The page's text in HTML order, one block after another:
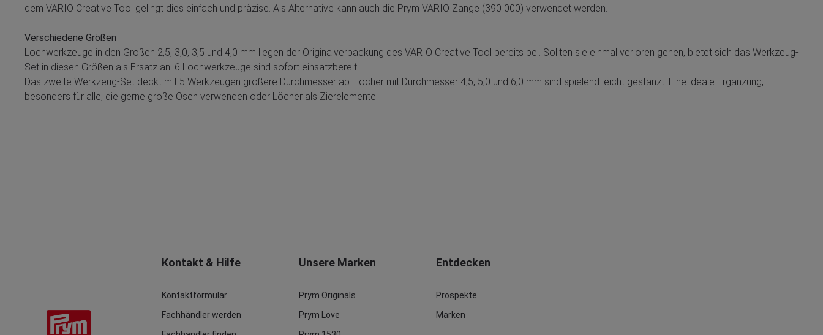
dem VARIO Creative Tool gelingt dies einfach und präzise. Als Alternative kann auch die Prym VARIO Zange (390 000) verwendet werden.
Verschiedene Größen
Lochwerkzeuge in den Größen 2,5, 3,0, 3,5 und 4,0 mm liegen der Originalverpackung des VARIO Creative Tool bereits bei. Sollten sie einmal verloren gehen, bietet sich das Werkzeug-
Set in diesen Größen als Ersatz an. 6 Lochwerkzeuge sind sofort einsatzbereit.
Das zweite Werkzeug-Set deckt mit 5 Werkzeugen größere Durchmesser ab: Löcher mit Durchmesser 4,5, 5,0 und 6,0 mm sind spielend leicht gestanzt. Eine ideale Ergänzung,
besonders für alle, die gerne große Ösen verwenden oder Löcher als Zierelemente
Kontakt & Hilfe
Kontaktformular
Fachhändler werden
Unsere Marken
Prym Originals
Prym Love
Entdecken
Prospekte
Marken